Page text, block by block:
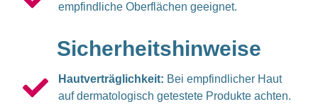
empfindliche Oberflächen geeignet.
Sicherheitshinweise
Hautverträglichkeit: Bei empfindlicher Haut
auf dermatologisch getestete Produkte achten.